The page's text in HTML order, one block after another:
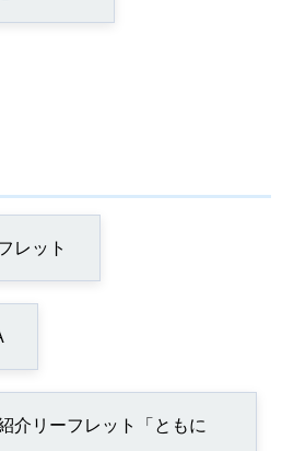
レット
介リーフレット「ともに